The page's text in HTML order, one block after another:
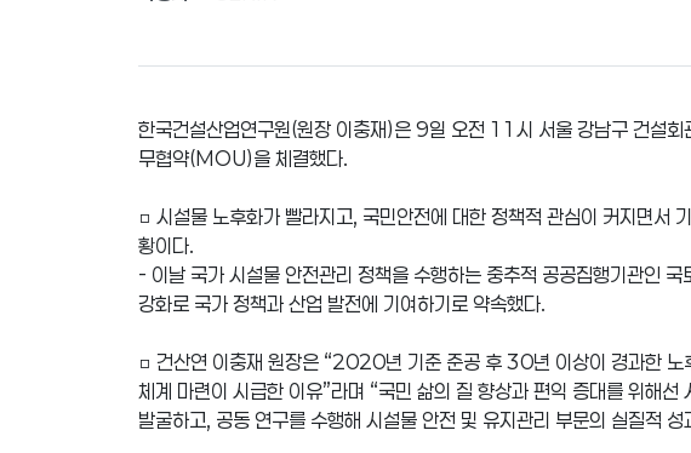
한국건설산업연구원(원장 이충재)은 9일 오전 11시 서울 강남구 건설
무협약(MOU)을 체결했다.
□ 시설물 노후화가 빨라지고, 국민안전에 대한 정책적 관심이 커지면서
황이다.
- 이날 국가 시설물 안전관리 정책을 수행하는 중추적 공공집행기관인
강화로 국가 정책과 산업 발전에 기여하기로 약속했다.
□ 건산연 이충재 원장은 “2020년 기준 준공 후 30년 이상이 경과한
체계 마련이 시급한 이유”라며 “국민 삶의 질 향상과 편익 증대를 위해
발굴하고, 공동 연구를 수행해 시설물 안전 및 유지관리 부문의 실질적